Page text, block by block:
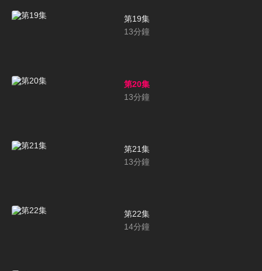
第19集
13分鐘
第20集
13分鐘
第21集
13分鐘
第22集
14分鐘